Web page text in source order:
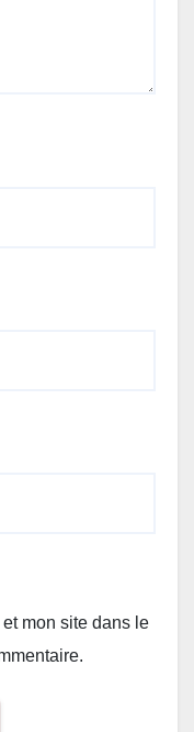
mon site dans le